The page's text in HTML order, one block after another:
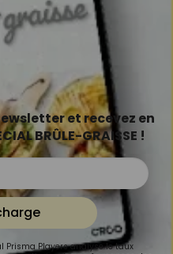
et recevez en
BRÛLE-GRAISSE !
Prisma Players analyse le taux